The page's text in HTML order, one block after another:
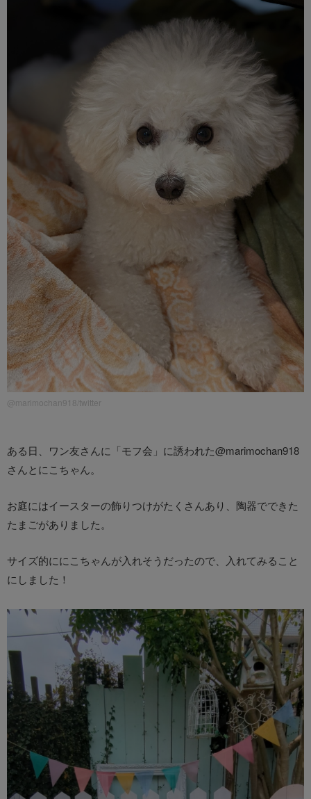
@marimochan918/twitter
ある日、ワン友さんに「モフ会」に誘われた@marimochan918
さんとにこちゃん。
お庭にはイースターの飾りつけがたくさんあり、陶器でできた
たまごがありました。
サイズ的ににこちゃんが入れそうだったので、入れてみること
にしました！